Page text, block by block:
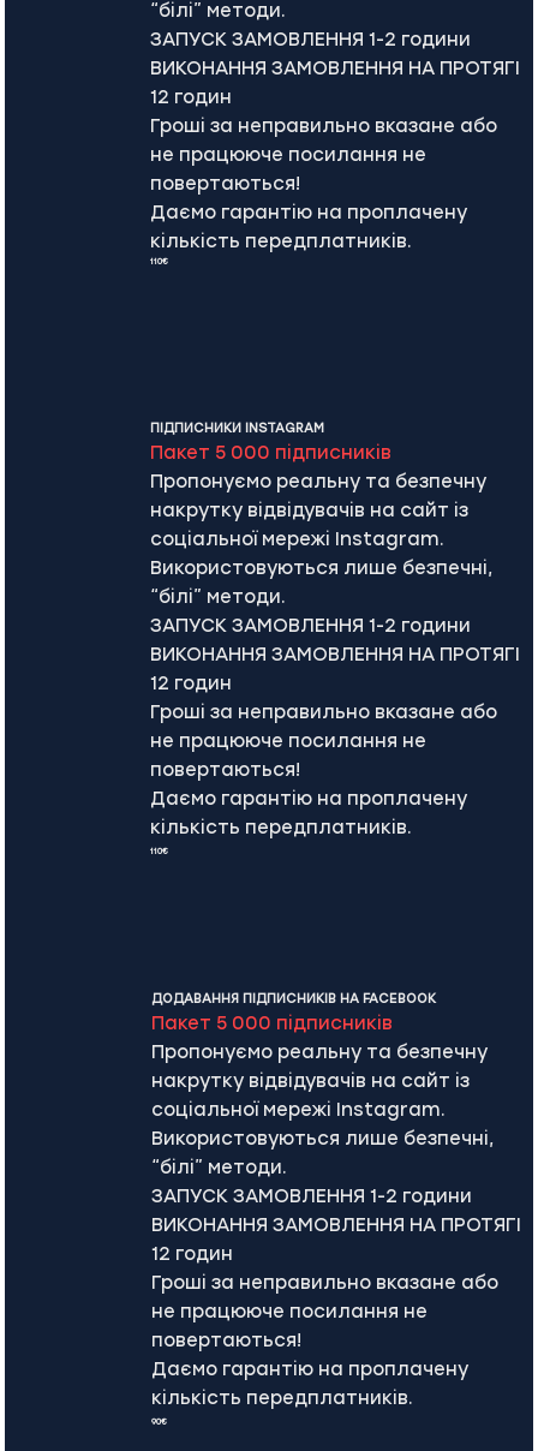
“білі” методи.
ЗАПУСК ЗАМОВЛЕННЯ 1-2 години
ВИКОНАННЯ ЗАМОВЛЕННЯ НА ПРОТЯГІ
12 годин
Гроші за неправильно вказане або
не працююче посилання не
повертаються!
Даємо гарантію на проплачену
кількість передплатників.
110€
ПІДПИСНИКИ INSTAGRAM
Пакет 5 000 підписників
Пропонуємо реальну та безпечну
накрутку відвідувачів на сайт із
соціальної мережі Instagram.
Використовуються лише безпечні,
“білі” методи.
ЗАПУСК ЗАМОВЛЕННЯ 1-2 години
ВИКОНАННЯ ЗАМОВЛЕННЯ НА ПРОТЯГІ
12 годин
Гроші за неправильно вказане або
не працююче посилання не
повертаються!
Даємо гарантію на проплачену
кількість передплатників.
110€
ДОДАВАННЯ ПІДПИСНИКІВ НА FACEBOOK
Пакет 5 000 підписників
Пропонуємо реальну та безпечну
накрутку відвідувачів на сайт із
соціальної мережі Instagram.
Використовуються лише безпечні,
“білі” методи.
ЗАПУСК ЗАМОВЛЕННЯ 1-2 години
ВИКОНАННЯ ЗАМОВЛЕННЯ НА ПРОТЯГІ
12 годин
Гроші за неправильно вказане або
не працююче посилання не
повертаються!
Даємо гарантію на проплачену
кількість передплатників.
90€